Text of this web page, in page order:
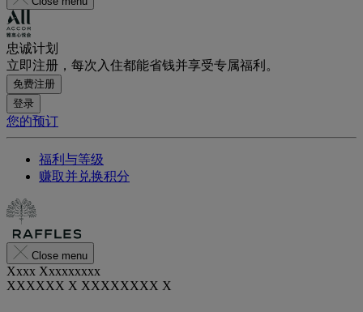
忠诚计划
立即注册，每次入住都能省钱并享受专属福利。
免费注册
登录
您的预订
福利与等级
赚取并兑换积分
Close menu
Xxxx Xxxxxxxxx
XXXXXX X XXXXXXXX X